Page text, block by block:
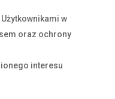
w
oraz ochrony
interesu